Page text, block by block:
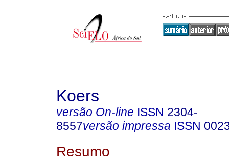
Koers
versão On-line ISSN 2304-
8557versão impressa ISSN
Resumo